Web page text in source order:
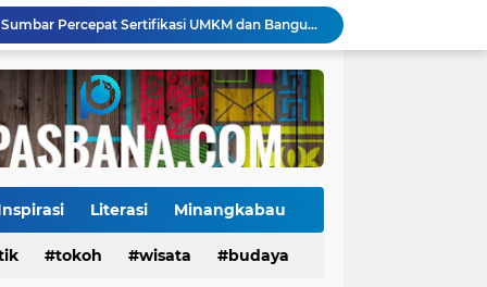
Jelang Wajib Halal 2026, Sumbar Percepat Sertifikasi UMKM dan Bangun Ekosistem Halal
Tigo Kayo FC Juara Piala Wali Kota Payakumbuh 2026 Usai Menang Adu Penalti
Danantara Siapkan Gelombang IPO BUMN Jumbo, Pegadaian Masuk Daftar Prioritas
Jadwal Pekan Perdana Super League 2026/2027: Big Match Langsung Warnai Awal Musim
Mahyeldi Raih Penghargaan IPDN atas Kepemimpinan dan Reformasi Birokrasi di Sumbar
Ekonomi Indonesia Melaju 5,29%, Sinyal Daya Tahan di Tengah Tekanan Global
Literasi Minangkabau
Tokoh budaya kuliner
tokoh wisata budaya